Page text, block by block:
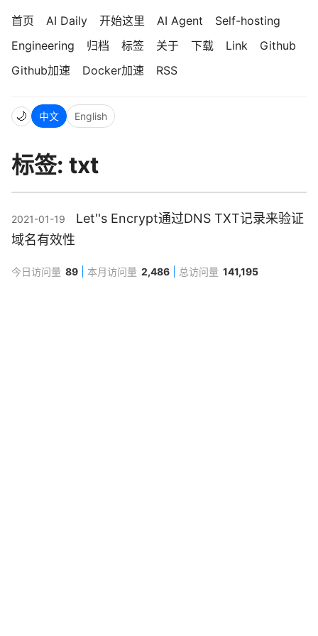
首页 AI Daily 开始这里 AI Agent
Self-hosting
Engineering
归档 标签 关于 下载 Link
Github
Github加速
Docker加速 RSS
🌙 中文 English
标签: txt
2021-01-19
Let''s Encrypt通过DNS TXT记录来验证
域名有效性
今日访问量 89 本月访问量 2,486 总访问量 141,195